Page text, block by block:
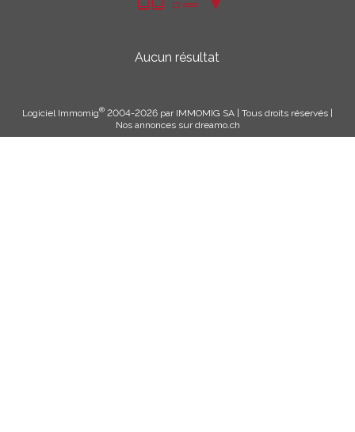
Aucun résultat
Logiciel Immomig® 2004-2026 par IMMOMIG SA | Tous droits réservés |
Nos annonces surdreamo.ch